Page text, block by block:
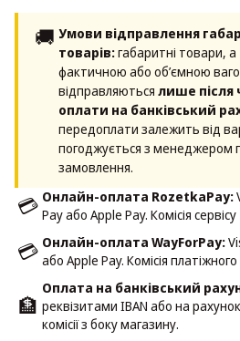
🚚 Умови відправлення
товарів:габаритні товари,
фактичною або об’ємною
відправляються лише після
оплати на банківський
передоплати залежить від
погоджується з менеджером
замовлення.
💳 Онлайн-оплата RozetkaPay:
Pay або Apple Pay. Комісія
💳 Онлайн-оплата WayForPay:
або Apple Pay. Комісія
🏦
Оплата на банківський
реквізитами IBAN або на
комісії з боку магазину.